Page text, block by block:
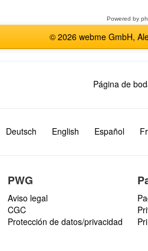
Powered by
© 2026 webme GmbH,
Página de
Deutsch English Español
PWG
Aviso legal
CGC
Protección de datos/privacidad